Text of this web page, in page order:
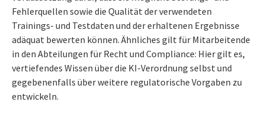
Fehlerquellen sowie die Qualität der verwendeten
Trainings- und Testdaten und der erhaltenen Ergebnisse
adäquat bewerten können. Ähnliches gilt für Mitarbeitende
in den Abteilungen für Recht und Compliance: Hier gilt es,
vertiefendes Wissen über die KI-Verordnung selbst und
gegebenenfalls über weitere regulatorische Vorgaben zu
entwickeln.